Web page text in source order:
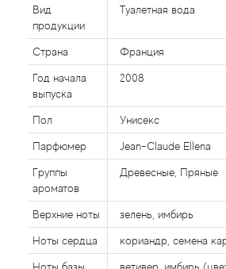
Вид
продукции
Туалетная вода
Страна Франция
Год начала
выпуска
2008
Пол Унисекс
Парфюмер Jean-Claude Ellena
Группы
ароматов
Древесные, Пряные
Верхние ноты зелень, имбирь
Ноты сердца кориандр, семена
Al Jazeera
Alaia Paris
Alexander McQueen
Alexandre Barthet
Alexandre J
Alfred Dunhill